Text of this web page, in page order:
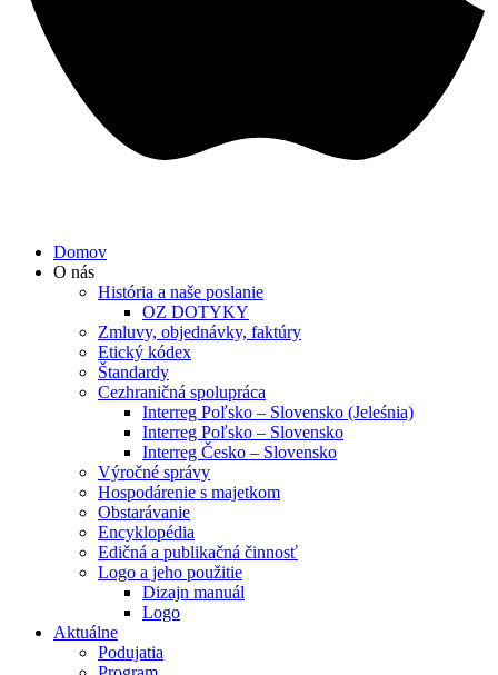
Domov
O nás
História a naše poslanie
OZ DOTYKY
Zmluvy, objednávky, faktúry
Etický kódex
Štandardy
Cezhraničná spolupráca
Interreg Poľsko – Slovensko (Jeleśnia)
Interreg Poľsko – Slovensko
Interreg Česko – Slovensko
Výročné správy
Hospodárenie s majetkom
Obstarávanie
Encyklopédia
Edičná a publikačná činnosť
Logo a jeho použitie
Dizajn manuál
Logo
Aktuálne
Podujatia